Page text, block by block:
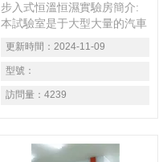
步入式恒溫恒濕實驗房簡介:
本試驗室是于大型大量的汽車
配件或半成品行業、電工電器
配件或半成品行業、航空、家
電配件或半成品行業、涂料配
件或半成品行業、化工配件或
半成品行業、科研實驗研究室
溫、恒濕、高低溫交變濕熱的
更新時間： 2024-11-09
型號：
訪問量： 4239